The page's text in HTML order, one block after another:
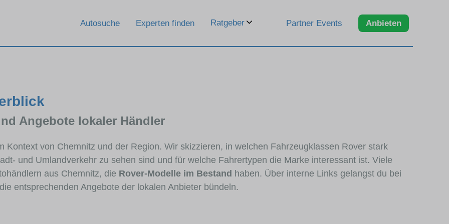
Autosuche Experten finden Ratgeber Partner Events Anbieten
Angebote lokaler Händler
Kontext von Chemnitz und der Region. Wir skizzieren, in welchen Fahrzeugklassen Rover stark
und Umlandverkehr zu sehen sind und für welche Fahrertypen die Marke interessant ist. Viele
aus Chemnitz, die Rover-Modelle im Bestand haben. Über interne Links gelangst du bei
entsprechenden Angebote der lokalen Anbieter bündeln.